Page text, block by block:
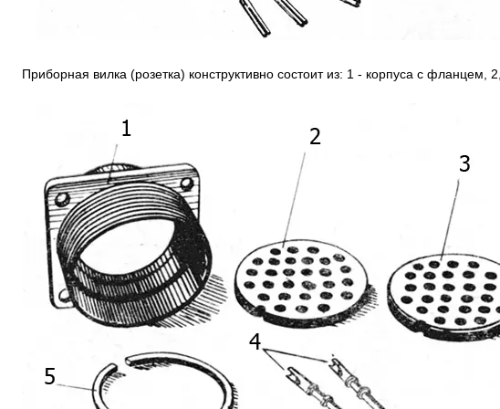
Приборная вилка (розетка) конструктивно состоит из: 1 - корпуса c фланцем,